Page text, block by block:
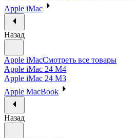
Apple iMac
Назад
Apple iMacСмотреть все товары
Apple iMac 24 M4
Apple iMac 24 M3
Apple MacBook
Назад